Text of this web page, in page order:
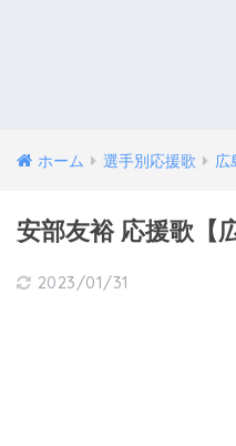
ホーム 選手別応援歌 広
安部友裕 応援歌【
2023/01/31